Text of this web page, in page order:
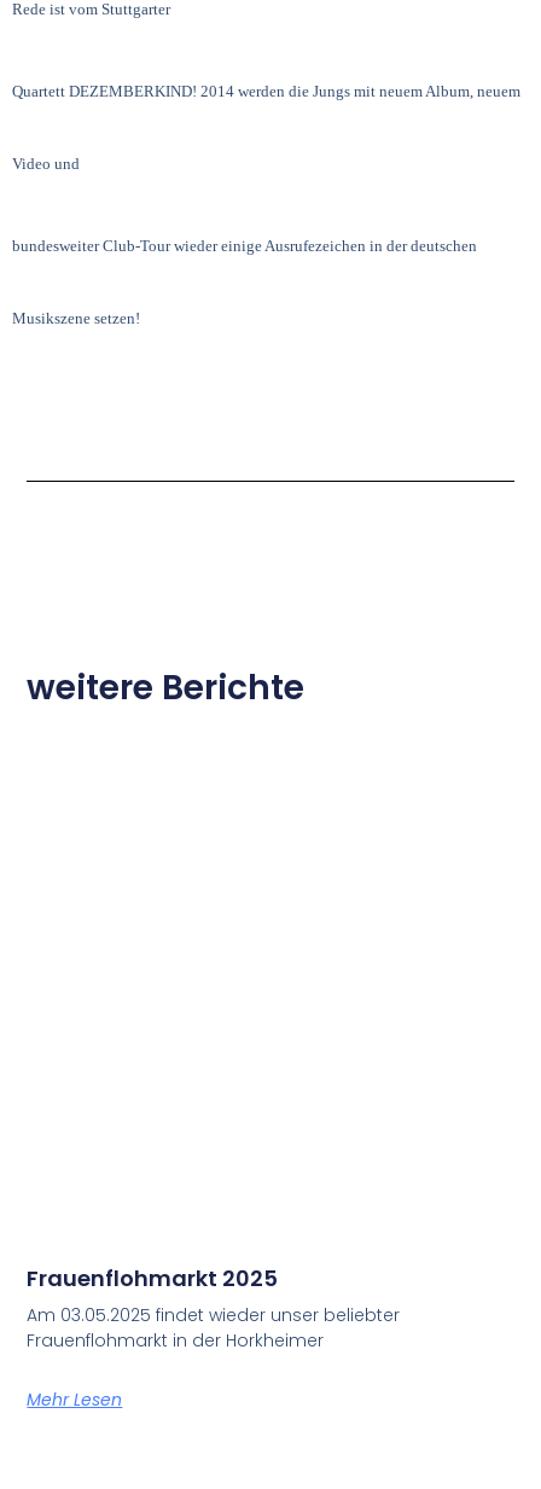
Rede ist vom Stuttgarter
Quartett DEZEMBERKIND! 2014 werden die Jungs mit neuem Album, neuem
Video und
bundesweiter Club-Tour wieder einige Ausrufezeichen in der deutschen
Musikszene setzen!
weitere Berichte
Frauenflohmarkt 2025
Am 03.05.2025 findet wieder unser beliebter
Frauenflohmarkt in der Horkheimer
Mehr Lesen